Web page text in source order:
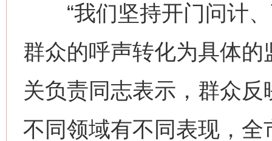
“我们坚持开门问计、
群众的呼声转化为具体的
关负责同志表示，群众
不同领域有不同表现，